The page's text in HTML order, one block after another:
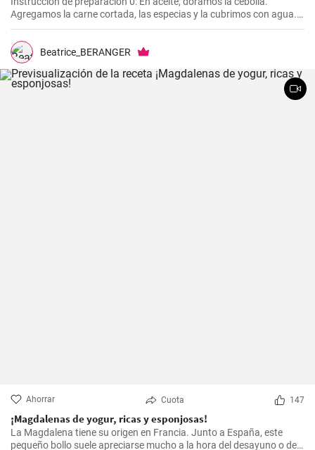
Agregamos la carne cortada, las especias y la cubrimos con agua.
Cocinamos hasta que esté tierna. Luego, agregamos las verduras,
el puré y cocinamos hasta que todo esté suave. Finalmente
agregamos la crema y dejamos que hierva.
Beatrice_BERANGER
Ahorrar Cuota 147
¡Magdalenas de yogur, ricas y esponjosas!
La Magdalena tiene su origen en Francia. Junto a España, este
pequeño bollo suele apreciarse mucho a la hora del desayuno o de